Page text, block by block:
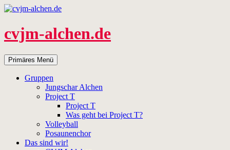
Zum
springen
cvjm-alchen.de
Suchen
Primäres Menü
Gruppen
Jungschar Alchen
Project T
Project T
Was geht bei Project T?
Volleyball
Posaunenchor
Das sind wir!